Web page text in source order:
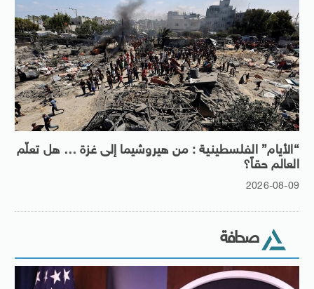
“الأيام” الفلسطينية : من هيروشيما إلى غزة … هل تعلّم
العالم حقاً؟
2026-08-09
صحافة